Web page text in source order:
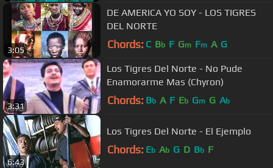
3:05
DE AMERICA YO SOY - LOS TIGRES
DEL NORTE
Chords: C Bb F Gm Fm A G
3:31
Los Tigres Del Norte - No Pude
Enamorarme Mas (Chyron)
Chords: Bb A F Eb Gm G Ab
6:43
Los Tigres Del Norte - El Ejemplo
Chords: Eb Ab G D Bb F